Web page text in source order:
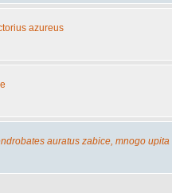
azureus
auratus zabice, mnogo upita